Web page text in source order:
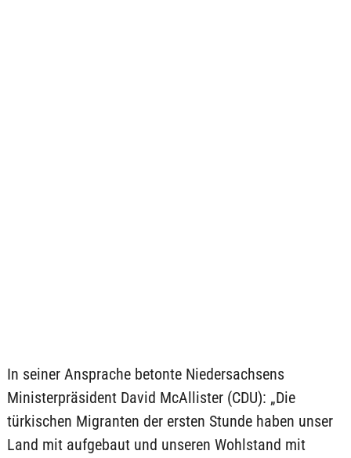
In seiner Ansprache betonte Niedersachsens
Ministerpräsident David McAllister (CDU): „Die
türkischen Migranten der ersten Stunde haben unser
Land mit aufgebaut und unseren Wohlstand mit